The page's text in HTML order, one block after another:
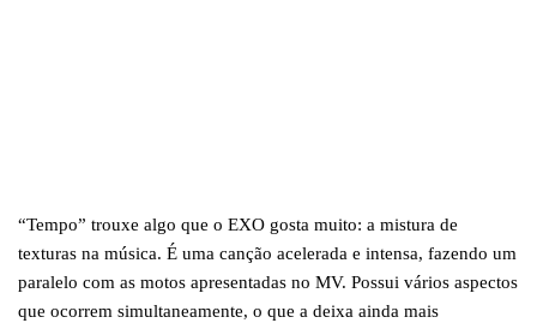
“Tempo” trouxe algo que o EXO gosta muito: a mistura de
texturas na música. É uma canção acelerada e intensa, fazendo um
paralelo com as motos apresentadas no MV. Possui vários aspectos
que ocorrem simultaneamente, o que a deixa ainda mais